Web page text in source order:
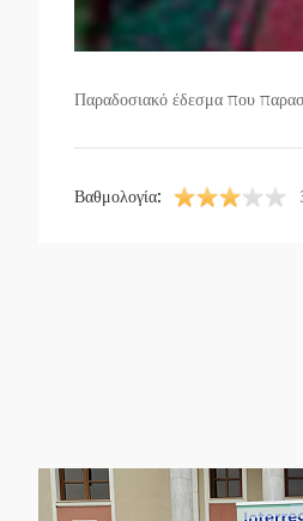
Παραδοσιακό έδεσμα που
Βαθμολογία: